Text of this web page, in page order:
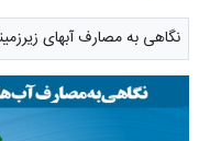
نگاهی به مصارف آبهای